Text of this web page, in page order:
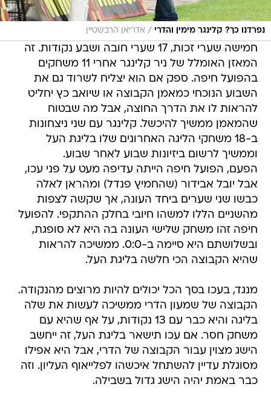
נפרדנו כך? קלינגר מימין והדרי / אדריאן הרבשטיין
חמישה שערי זכות, 17 שערי חובה ושבע נקודות. זה
המאזן האומלל של ניר קלינגר אחרי 11 משחקים
בהפועל חיפה. ספק אם הוא יצליח לשרוד גם את
השבוע הנוכחי כמאמן הקבוצה או שיואב כץ יחליט
להראות לו את הדרך החוצה, אבל מה שבטוח
שהמאמן ממשיך להיכשל. קלינגר עם שני ניצחונות
ב-18 משחקי הליגה האחרונים שלו בליגת העל
וממשיך לרשום ביזיונות שבוע לאחר שבוע.
הפעם, הפועל חיפה הייתה עדיפה מעט על פני עכו,
אבל יובל אבידור (שהחמיץ פנדל) ומהראן לאלה
כבשו שני שערים ביחד העונה, אך שקשה לצפות
מהשניים הללו למשהו חיובי בחלק ההתקפי. להפועל
חיפה זהו משחק שלישי העונה בה היא לא סופגת,
ובשלושתם היא סיימה ב-0:0. ממשיכה להראות
שהיא הקבוצה הכי חלשה בליגת העל.
מנגד, בעכו בסך הכל יכולים להיות מרוצים מהנקודה.
הקבוצה של שמעון הדרי ממשיכה לעשות את שלה
בליגה והיא כבר עם 13 נקודות, על אף שהיא עם
משחק חסר. אם עכו תישאר בליגת העל, זה ייחשב
הישג מצוין עבור הקבוצה של הדרי, אבל היא אפילו
מסוגלת עדיין להשתחל איכשהו לפלייאוף העליון. וזה
כבר באמת יהיה הישג גדול בשבילה.